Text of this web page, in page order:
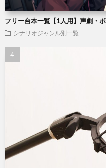
フリー台本一覧【1人用】声劇・
シナリオジャンル別一覧